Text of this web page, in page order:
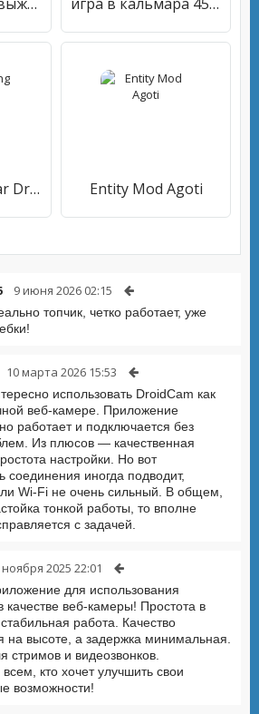
Street Racing Car Driver Entity Mod Agoti
9 июня 2026 02:15
топчик, четко работает, уже
10 марта 2026 15:53
использовать DroidCam как
веб-камере. Приложение
работает и подключается без
Из плюсов — качественная
настройки. Но вот
соединения иногда подводит,
Wi-Fi не очень сильный. В общем,
тонкой работы, то вполне
с задачей.
2025 22:01
для использования
веб-камеры! Простота в
работа. Качество
на высоте, а задержка минимальная.
стримов и видеозвонков.
кто хочет улучшить свои
возможности!